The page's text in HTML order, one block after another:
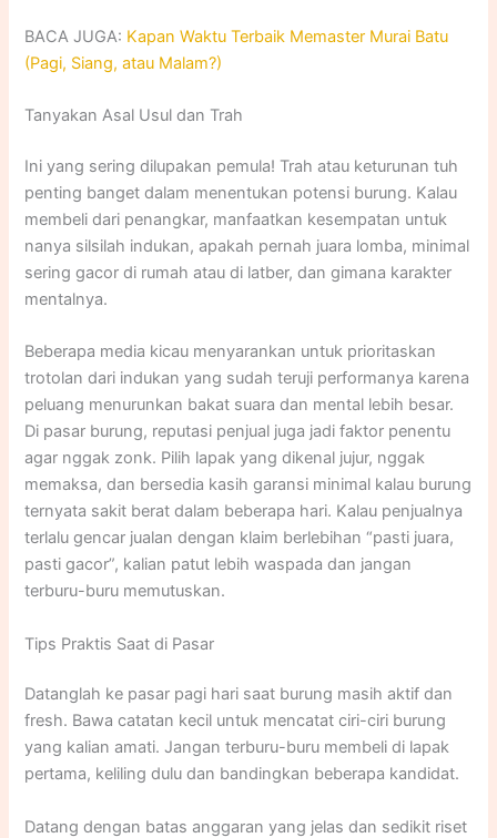
BACA JUGA: Kapan Waktu Terbaik Memaster Murai Batu
(Pagi, Siang, atau Malam?)
Tanyakan Asal Usul dan Trah
Ini yang sering dilupakan pemula! Trah atau keturunan tuh
penting banget dalam menentukan potensi burung. Kalau
membeli dari penangkar, manfaatkan kesempatan untuk
nanya silsilah indukan, apakah pernah juara lomba, minimal
sering gacor di rumah atau di latber, dan gimana karakter
mentalnya.
Beberapa media kicau menyarankan untuk prioritaskan
trotolan dari indukan yang sudah teruji performanya karena
peluang menurunkan bakat suara dan mental lebih besar.
Di pasar burung, reputasi penjual juga jadi faktor penentu
agar nggak zonk. Pilih lapak yang dikenal jujur, nggak
memaksa, dan bersedia kasih garansi minimal kalau burung
ternyata sakit berat dalam beberapa hari. Kalau penjualnya
terlalu gencar jualan dengan klaim berlebihan “pasti juara,
pasti gacor”, kalian patut lebih waspada dan jangan
terburu-buru memutuskan.
Tips Praktis Saat di Pasar
Datanglah ke pasar pagi hari saat burung masih aktif dan
fresh. Bawa catatan kecil untuk mencatat ciri-ciri burung
yang kalian amati. Jangan terburu-buru membeli di lapak
pertama, keliling dulu dan bandingkan beberapa kandidat.
Datang dengan batas anggaran yang jelas dan sedikit riset